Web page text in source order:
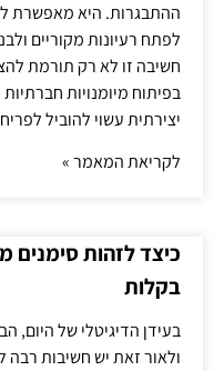
ההתבגרות. היא מאפשרת
לפתח רעיונות מקוריים
חשיבה זו לא רק תורמת
בפיתוח מיומנויות
יצירתית עשוי להוביל
לקריאת המאמר »
כיצד לזהות
בקלות
בעידן הדיגיטלי של היום,
ולאור זאת יש חשיבות